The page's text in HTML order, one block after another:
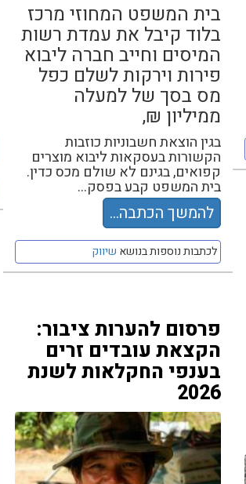
בית המשפט המחוזי מרכז
בלוד קיבל את עמדת רשות
המיסים וחייב חברה ליבוא
פירות וירקות לשלם כפל
מס בסך של למעלה
ממיליון ₪,
בגין הוצאת חשבוניות כוזבות
הקשורות בעסקאות ליבוא מוצרים
קפואים, בגינם לא שולם מכס כדין.
בית המשפט קבע בפסק...
להמשך הכתבה...
לכתבות נוספות בנושא שיווק
פרסום להערות ציבור:
הקצאת עובדים זרים
בענפי החקלאות לשנת
2026